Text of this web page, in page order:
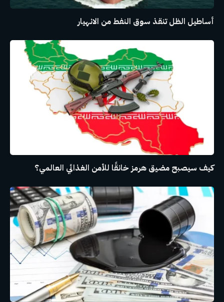
أساطيل الظل تنقذ سوق النفط من الانهيار
كيف سيصبح مضيق هرمز خانقًا للأمن الغذائي العالمي؟